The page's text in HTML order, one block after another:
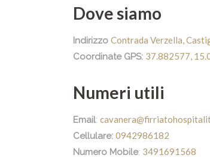
Dove siamo
Indirizzo Contrada Verzella,
Coordinate GPS: 37.882577,
Numeri utili
Email:
Cellulare: 0942986182
Numero Mobile: 3491691568